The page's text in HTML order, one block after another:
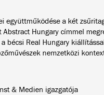
együttműködése a két
Abstract Hungary címmel
bécsi Real Hungary
nemzetközi
& Medien igazgatója